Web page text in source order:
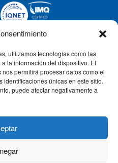
utilizamos tecnologías como las
la información del dispositivo. El
permitirá procesar datos como el
identificaciones únicas en este sitio.
puede afectar negativamente a